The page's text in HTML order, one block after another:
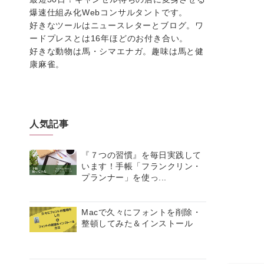
爆速仕組み化Webコンサルタントです。
好きなツールはニュースレターとブログ。ワ
ードプレスとは16年ほどのお付き合い。
好きな動物は馬・シマエナガ。趣味は馬と健
康麻雀。
人気記事
『７つの習慣』を毎日実践して
います！手帳「フランクリン・
プランナー」を使っ...
Macで久々にフォントを削除・
整頓してみた＆インストール